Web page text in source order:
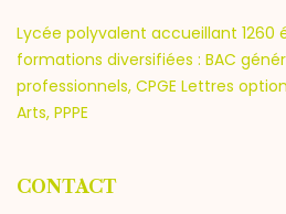
Lycée polyvalent accueillant 1260
formations diversifiées : BAC
professionnels, CPGE Lettres
Arts, PPPE
CONTACT